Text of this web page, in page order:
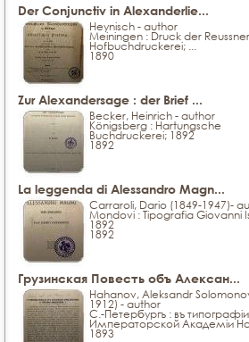
Der Conjunctiv in Alexanderlie...
Heynisch - author
Meiningen : Druck der
Hofbuchdruckerei; ...
1890
Zur Alexandersage : der Brief ...
Becker, Heinrich - author
Königsberg : Hartungsche
Buchdruckerei; 1892
1892
La leggenda di Alessandro Magn...
Carraroli, Dario (1849-1947)-
Mondovi : Tipografia Giovanni
1892
1892
Грузинская Повесть объ Алексан...
Hahanov, Aleksandr
1912) - author
С.-Петербургъ : въ типографіи
Императорской Академіи
1893